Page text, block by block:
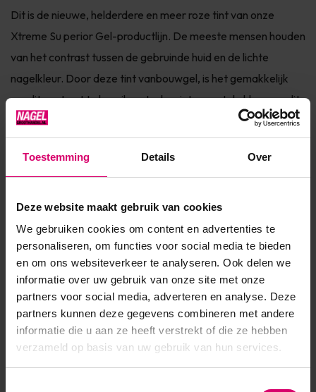
Toestemming Details Over
Deze website maakt gebruik van cookies
We gebruiken cookies om content en advertenties te
personaliseren, om functies voor social media te bieden
en om ons websiteverkeer te analyseren. Ook delen we
informatie over uw gebruik van onze site met onze
partners voor social media, adverteren en analyse. Deze
partners kunnen deze gegevens combineren met andere
informatie die u aan ze heeft verstrekt of die ze hebben
verzameld op basis van uw gebruik van hun services.
Dit is de nieuwe, helderdere en meer roze tint van onze
Xtreme Su perior Gel-productlijn. De meeste mensen houden
van het contrast tussen de gebruinde huid en de lichte
nagelkleur. Door deze tint vanbouwgel, is het gemakkelijk
om dit contrast te bereiken. In de winter past de kleur vandit
product bij de lichtere en meer vervaagde huid. In het geval...
Toon meer
Artikelnummer 47594
SKU 600933